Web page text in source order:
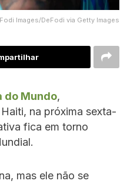
Images/DeFodi via Getty Images
do Mundo,
na próxima sexta-
fica em torno
mas ele não se